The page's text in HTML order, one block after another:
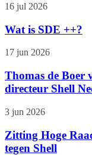
16 jul 2026
Wat is SDE ++?
17 jun 2026
Thomas de Boer
directeur Shell
3 jun 2026
Zitting Hoge
tegen Shell